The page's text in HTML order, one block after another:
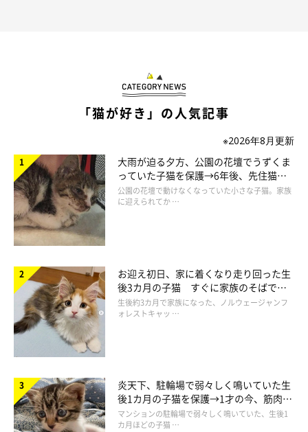
飼い主さんはカニちゃんの成長について、このように話していま
す。
飼い主さん：
成長が早すぎて驚きました。また、毛色と模様も変化しており、
まるで別の猫みたいに見えます」
「猫が好き」の人気記事
※2026年8月更新
大雨が迫る夕方、公園の花壇でうずくま
っていた子猫を保護→6年後、先住猫
と“姉妹”のような関係に
公園の花壇で動けなくなっていた小さな子猫。家族
に迎えられてか …
お迎え初日、家に着くなり走り回った生
後3カ月の子猫 すぐに家族のそばで落
ち着く姿に「迎えてよかった」
生後約3カ月で家族になった、ノルウェージャンフ
ォレストキャッ …
炎天下、駐輪場で弱々しく鳴いていた生
後1カ月の子猫を保護→1才の今、筋肉質
でツンデレなコに成長
マンションの駐輪場で弱々しく鳴いていた、生後1
カ月ほどの子猫 …